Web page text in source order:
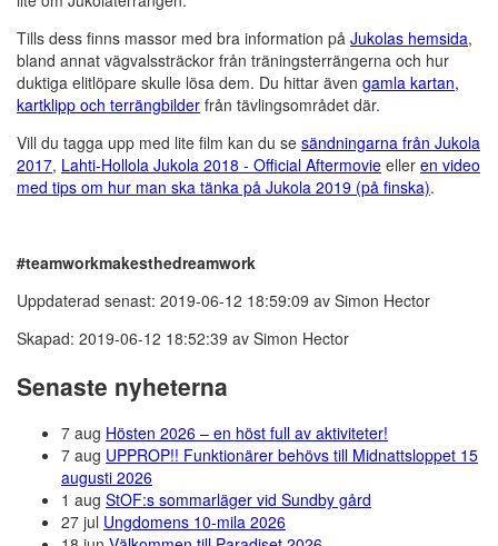
Tills dess finns massor med bra information på Jukolas hemsida,
bland annat vägvalssträckor från träningsterrängerna och hur
duktiga elitlöpare skulle lösa dem. Du hittar även gamla kartan,
kartklipp och terrängbilder från tävlingsområdet där.
Vill du tagga upp med lite film kan du se sändningarna från Jukola
2017, Lahti-Hollola Jukola 2018 - Official Aftermovie eller en video
med tips om hur man ska tänka på Jukola 2019 (på finska).
#teamworkmakesthedreamwork
Uppdaterad senast: 2019-06-12 18:59:09 av Simon Hector
Skapad: 2019-06-12 18:52:39 av Simon Hector
Senaste nyheterna
7 aug Hösten 2026 – en höst full av aktiviteter!
7 aug UPPROP!! Funktionärer behövs till Midnattsloppet 15
augusti 2026
1 aug StOF:s sommarläger vid Sundby gård
27 jul Ungdomens 10-mila 2026